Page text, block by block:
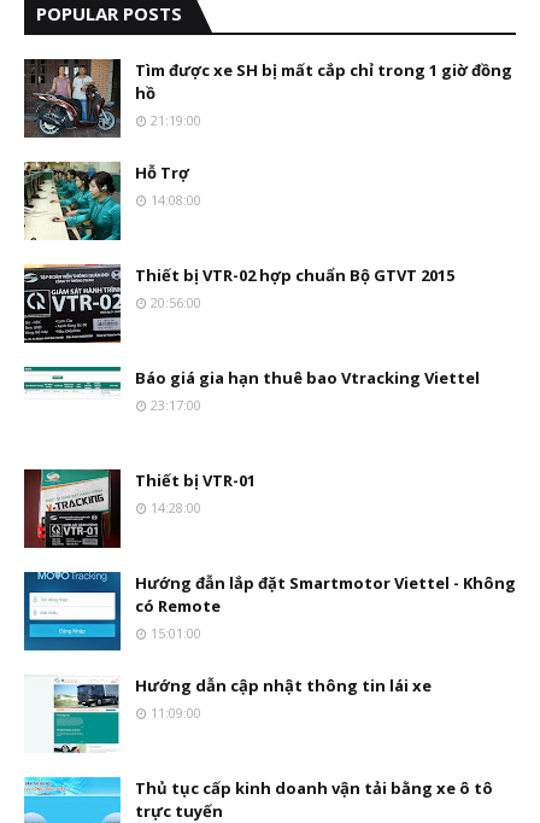
POPULAR POSTS
Tìm được xe SH bị mất cắp chỉ trong 1 giờ đồng
hồ
21:19:00
Hỗ Trợ
14:08:00
Thiết bị VTR-02 hợp chuẩn Bộ GTVT 2015
20:56:00
Báo giá gia hạn thuê bao Vtracking Viettel
23:17:00
Thiết bị VTR-01
14:28:00
Hướng đẫn lắp đặt Smartmotor Viettel - Không
có Remote
15:01:00
Hướng dẫn cập nhật thông tin lái xe
11:09:00
Thủ tục cấp kinh doanh vận tải bằng xe ô tô
trực tuyến